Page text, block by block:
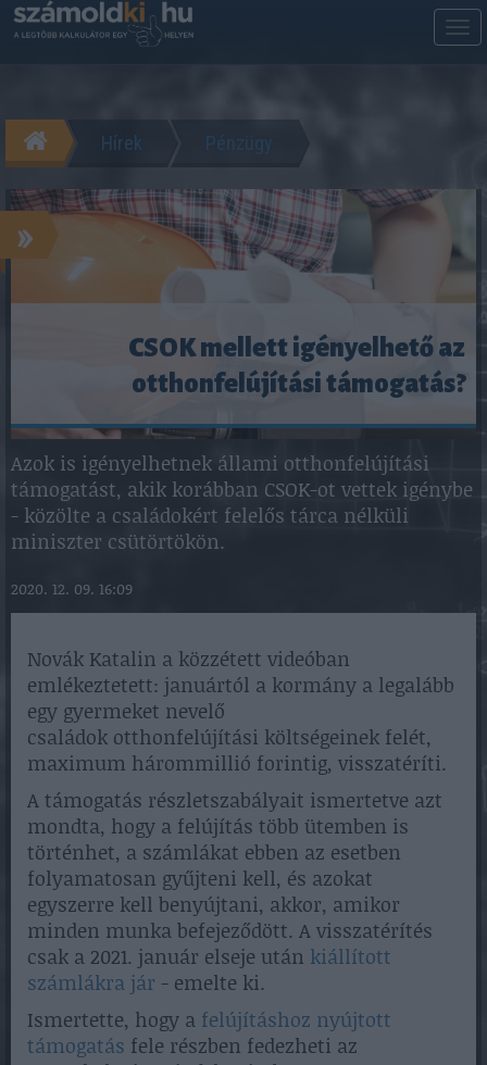
Hírek Pénzügy
»
CSOK mellett igényelhető az
otthonfelújítási támogatás?
Azok is igényelhetnek állami otthonfelújítási
támogatást, akik korábban CSOK-ot vettek igénybe
- közölte a családokért felelős tárca nélküli
miniszter csütörtökön.
2020. 12. 09. 16:09
Novák Katalin a közzétett videóban
emlékeztetett: januártól a kormány a legalább
egy gyermeket nevelő
családok otthonfelújítási költségeinek felét,
maximum hárommillió forintig, visszatéríti.
A támogatás részletszabályait ismertetve azt
mondta, hogy a felújítás több ütemben is
történhet, a számlákat ebben az esetben
folyamatosan gyűjteni kell, és azokat
egyszerre kell benyújtani, akkor, amikor
minden munka befejeződött. A visszatérítés
csak a 2021. január elseje után kiállított
számlákra jár - emelte ki.
Ismertette, hogy a felújításhoz nyújtott
támogatás fele részben fedezheti az